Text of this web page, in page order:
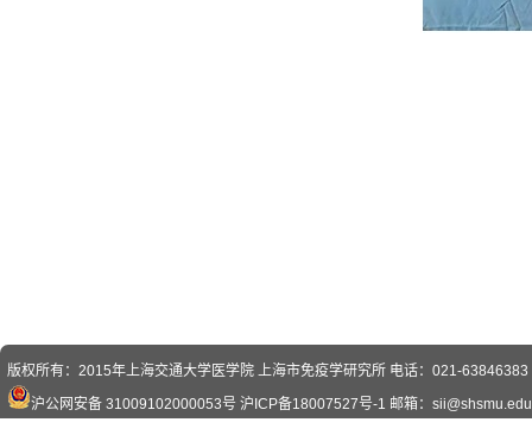
版权所有：2015年上海交通大学医学院 上海市免疫学研究所 电话：021-
沪公网安备 31009102000053号 沪ICP备18007527号-1 邮箱：